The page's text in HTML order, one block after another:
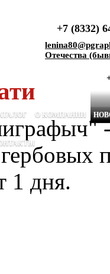
+7 (8332)
Отечества
О КОМПАНИИ
1 дня.